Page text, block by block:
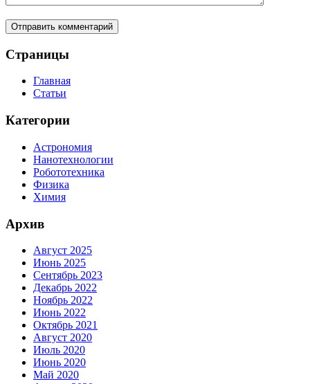
Страницы
Главная
Статьи
Категории
Астрономия
Нанотехнологии
Робототехника
Физика
Химия
Архив
Август 2025
Июнь 2025
Сентябрь 2023
Декабрь 2022
Ноябрь 2022
Июнь 2022
Октябрь 2021
Август 2020
Июль 2020
Июнь 2020
Май 2020